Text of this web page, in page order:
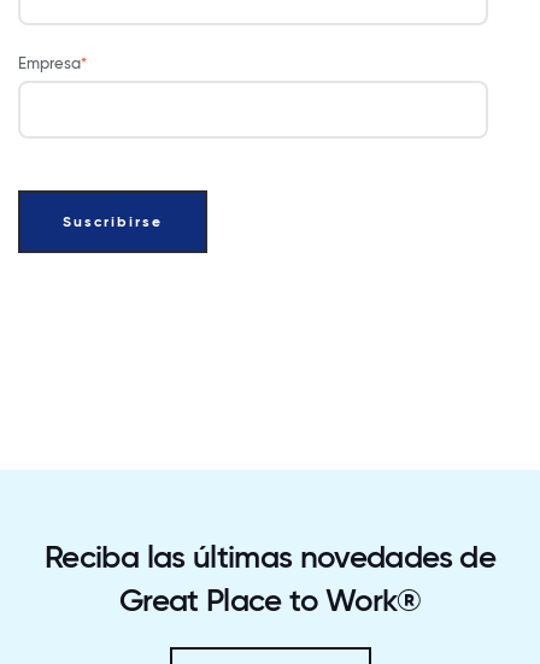
Empresa*
Reciba las últimas novedades de
Great Place to Work®